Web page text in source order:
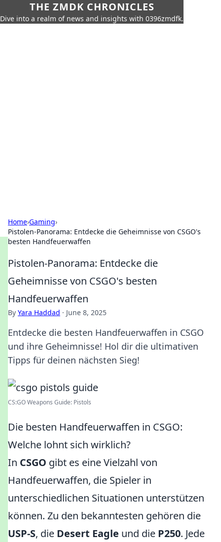
THE ZMDK CHRONICLES
Dive into a realm of news and insights with 0396zmdfk.
Home›Gaming›
Pistolen-Panorama: Entdecke die Geheimnisse von CSGO's
besten Handfeuerwaffen
Pistolen-Panorama: Entdecke die
Geheimnisse von CSGO's besten
Handfeuerwaffen
By Yara Haddad · June 8, 2025
Entdecke die besten Handfeuerwaffen in CSGO
und ihre Geheimnisse! Hol dir die ultimativen
Tipps für deinen nächsten Sieg!
CS:GO Weapons Guide: Pistols
Die besten Handfeuerwaffen in CSGO:
Welche lohnt sich wirklich?
In CSGO gibt es eine Vielzahl von
Handfeuerwaffen, die Spieler in
unterschiedlichen Situationen unterstützen
können. Zu den bekanntesten gehören die
USP-S, die Desert Eagle und die P250. Jede